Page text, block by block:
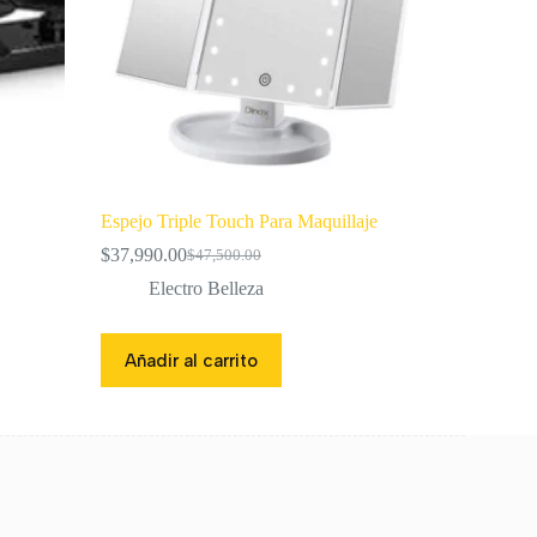
Espejo Triple Touch Para Maquillaje
$47,500.00
El
precio
era:
$47,500.00.
$37,990.00El
precio
es:
$37,990.00.
Electro Belleza
Añadir al carrito